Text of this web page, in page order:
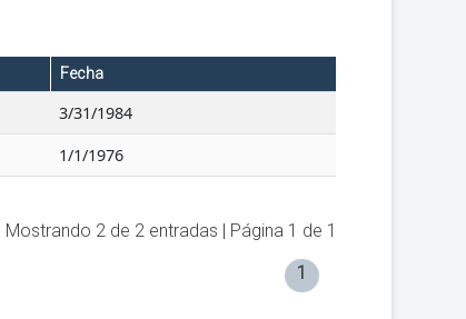
Fecha
3/31/1984
1/1/1976
Mostrando 2 de 2 entradas | Página 1 de 1
1